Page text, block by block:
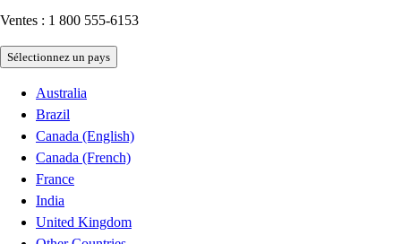
Ventes : 1 800 555-6153
Sélectionnez un pays
Australia
Brazil
Canada (English)
Canada (French)
France
India
United Kingdom